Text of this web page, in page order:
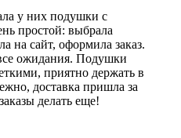
у них подушки с
простой: выбрала
на сайт, оформила заказ.
ожидания. Подушки
приятно держать в
доставка пришла за
делать еще!